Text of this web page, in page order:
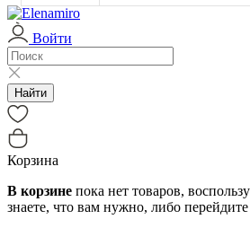
Войти
Найти
Корзина
В корзине пока нет товаров,
знаете, что вам нужно, либо перейдите